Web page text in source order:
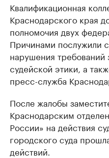
Квалификационная
Краснодарского края
полномочия двух
Причинами послужили
нарушения требований
судейской этики, а
пресс-служба
После жалобы
Краснодарским
России» на действия
городского суда
действий.